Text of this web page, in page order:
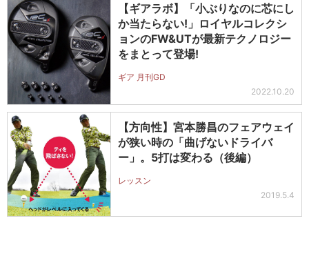
【ギアラボ】「小ぶりなのに芯にし
か当たらない!」ロイヤルコレクシ
ョンのFW&UTが最新テクノロジー
をまとって登場!
ギア 月刊GD
2022.10.20
【方向性】宮本勝昌のフェアウェイ
が狭い時の「曲げないドライバ
ー」。5打は変わる（後編）
レッスン
2019.5.4